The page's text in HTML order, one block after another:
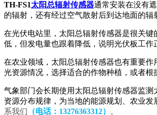
TH-FS1太阳总辐射传感器通常安装在没有
的辐射，还有经过空气散射后到达地面的
在光伏电站里，太阳总辐射传感器是很关
低，但发电量也跟着降低，说明光伏板工
在农业领域，太阳总辐射传感器也有重要
光资源情况，选择适合的作物种植，或者
气象部门会长期使用太阳总辐射传感器监
资源分布规律，为当地的能源规划、农业
系我们 （电话：13276363312） 。